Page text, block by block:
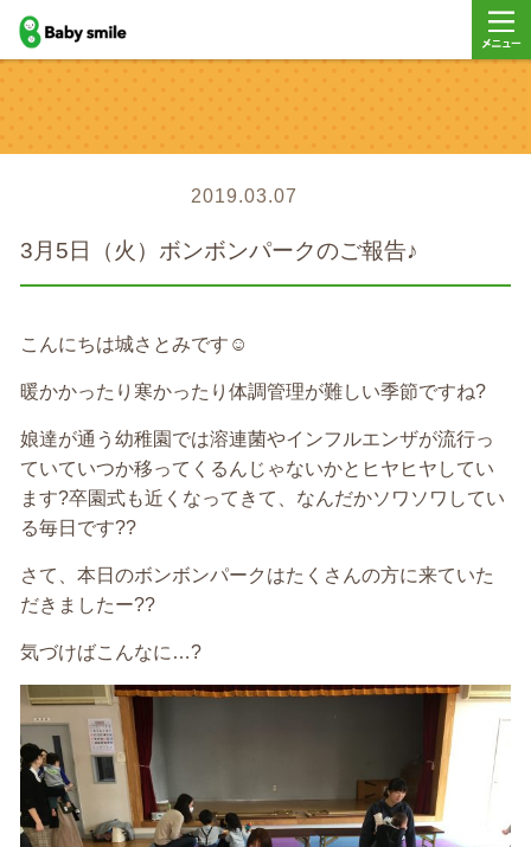
baby smile
2019.03.07
3月5日（火）ボンボンパークのご報告♪
こんにちは城さとみです☺️
暖かかったり寒かったり体調管理が難しい季節ですね?
娘達が通う幼稚園では溶連菌やインフルエンザが流行っ
ていていつか移ってくるんじゃないかとヒヤヒヤしてい
ます?卒園式も近くなってきて、なんだかソワソワしてい
る毎日です??
さて、本日のボンボンパークはたくさんの方に来ていた
だきましたー??
気づけばこんなに…?